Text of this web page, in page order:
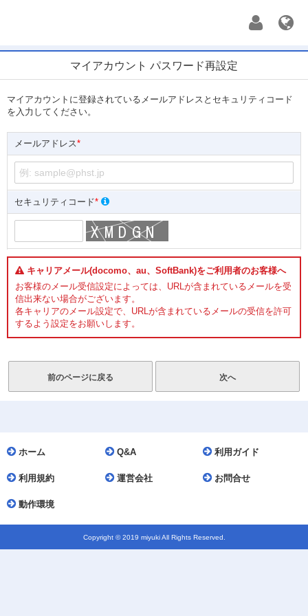
マイアカウント パスワード再設定
マイアカウントに登録されているメールアドレスとセキュリティコード
を入力してください。
メールアドレス*
セキュリティコード*
キャリアメール(docomo、au、SoftBank)をご利用者のお客様へ
お客様のメール受信設定によっては、URLが含まれているメールを受
信出来ない場合がございます。
各キャリアのメール設定で、URLが含まれているメールの受信を許可
するよう設定をお願いします。
ホーム Q&A 利用ガイド
利用規約 運営会社 お問合せ
動作環境
Copyright © 2019 miyuki All Rights Reserved.